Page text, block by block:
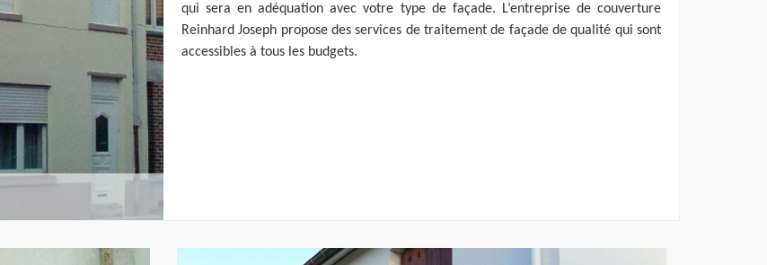
qui sera en adéquation avec votre type de façade. L’entreprise de couverture
Reinhard Joseph propose des services de traitement de façade de qualité qui sont
accessibles à tous les budgets.